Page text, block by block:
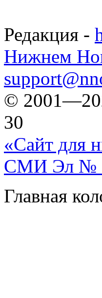
Редакция -
Нижнем
©
30
«Сайт для
СМИ Эл №
Главная